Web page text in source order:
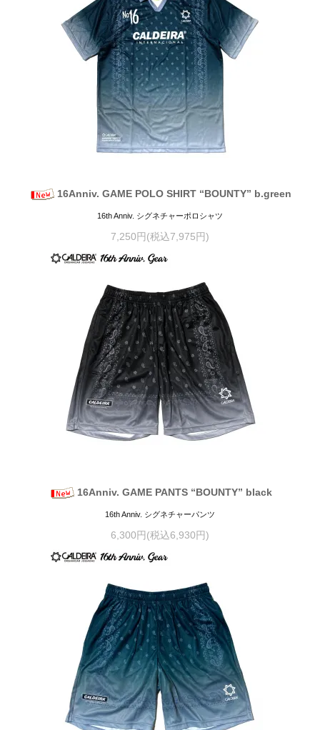
16Anniv. GAME POLO SHIRT “BOUNTY” b.green
16th Anniv. シグネチャーポロシャツ
7,250円(税込7,975円)
16Anniv. GAME PANTS “BOUNTY” black
16th Anniv. シグネチャーパンツ
6,300円(税込6,930円)